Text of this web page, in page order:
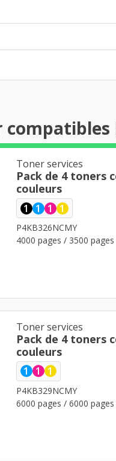
compatibles
Toner services
Pack de 4 toners
couleurs
1 1 1 1
P4KB326NCMY
4000 pages / 3500
Toner services
Pack de 4 toners
couleurs
1 1 1
P4KB329NCMY
6000 pages / 6000